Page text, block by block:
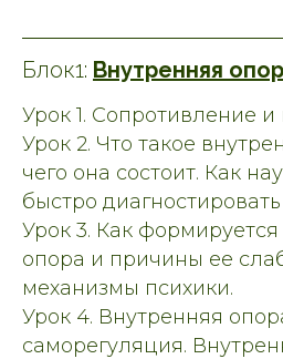
Блок1: Внутренняя
Урок 1. Сопротивление
Урок 2. Что такое
чего она состоит. Как
быстро
Урок 3. Как
опора и причины ее
механизмы психики.
Урок 4. Внутренняя
саморегуляция.